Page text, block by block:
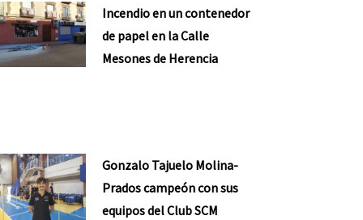
Incendio en un contenedor
de papel en la Calle
Mesones de Herencia
Gonzalo Tajuelo Molina-
Prados campeón con sus
equipos del Club SCM